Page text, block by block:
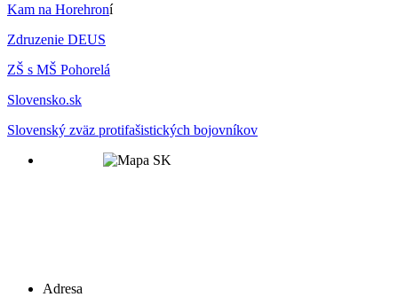
Kam na Horehroní
Zdruzenie DEUS
ZŠ s MŠ Pohorelá
Slovensko.sk
Slovenský zväz protifašistických bojovníkov
Adresa